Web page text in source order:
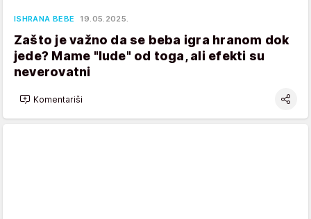
ISHRANA BEBE 19.05.2025.
Zašto je važno da se beba igra hranom dok
jede? Mame "lude" od toga, ali efekti su
neverovatni
Komentariši